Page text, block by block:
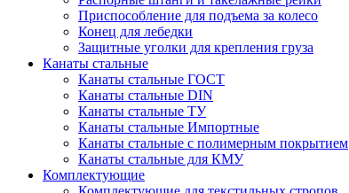
Приспособление для подъема за колесо
Конец для лебедки
Защитные уголки для крепления груза
Канаты стальные
Канаты стальные ГОСТ
Канаты стальные DIN
Канаты стальные ТУ
Канаты стальные Импортные
Канаты стальные с полимерным покрытием
Канаты стальные для КМУ
Комплектующие